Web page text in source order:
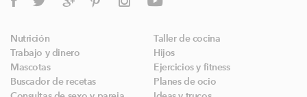
Nutrición
Taller de cocina
Trabajo y dinero
Hijos
Mascotas
Ejercicios y fitness
Buscador de recetas
Planes de ocio